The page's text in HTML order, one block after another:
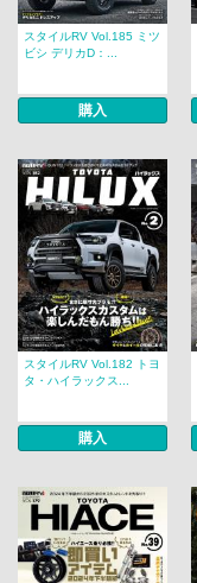
スタイルRV Vol.185 ミツ
ビシ デリカD：...
購入
スタイルRV Vol.182 トヨ
タ・ハイラックス...
購入